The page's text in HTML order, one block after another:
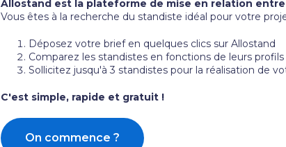
Allostand est la plateforme de mise en relation
Vous êtes à la recherche du standiste idéal pour votre
Déposez votre brief en quelques clics sur Allostand
Comparez les standistes en fonctions de leurs profils
Sollicitez jusqu'à 3 standistes pour la réalisation de
C'est simple, rapide et gratuit !
On commence ?